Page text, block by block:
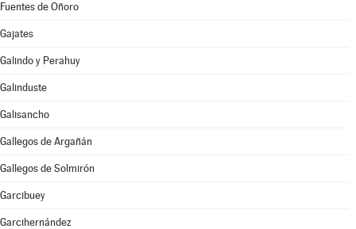
Fuentes de Oñoro
Gajates
Galindo y Perahuy
Galinduste
Galisancho
Gallegos de Argañán
Gallegos de Solmirón
Garcibuey
Garcihernández